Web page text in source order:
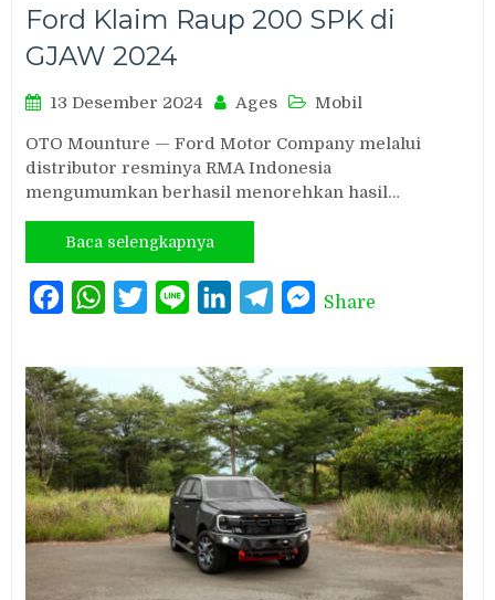
Ford Klaim Raup 200 SPK di
GJAW 2024
13 Desember 2024 Ages Mobil
OTO Mounture — Ford Motor Company melalui
distributor resminya RMA Indonesia
mengumumkan berhasil menorehkan hasil…
Baca selengkapnya
FacebookWhatsAppTwitterLine LinkedInTelegramMessenger
Share